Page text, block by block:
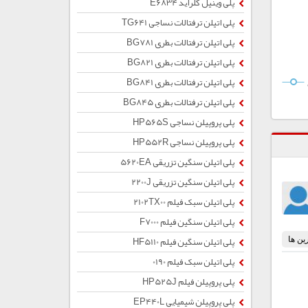
پلی اتیلن ترفتالات نساجی TG641
پلی اتیلن ترفتالات بطری BG781
پلی اتیلن ترفتالات بطری BG821
پلی اتیلن ترفتالات بطری BG841
پلی اتیلن ترفتالات بطری BG845
پلی پروپیلن نساجی HP565S
پلی پروپیلن نساجی HP552R
پلی اتیلن سنگین تزریقی 5620EA
پلی اتیلن سنگین تزریقی 2200J
پلی اتیلن سبک فیلم 2102TX00
پلی اتیلن سنگین فیلم F7000
پلی اتیلن سنگین فیلم HF5110
پلی اتیلن سبک فیلم 0190
پلی پروپیلن فیلم HP525J
پلی پروپیلن شیمیایی EP440L